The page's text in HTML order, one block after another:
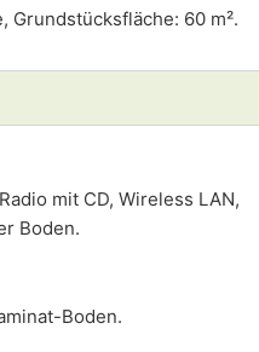
Grundstücksfläche: 60 m².
mit CD, Wireless LAN,
Boden.
Boden.